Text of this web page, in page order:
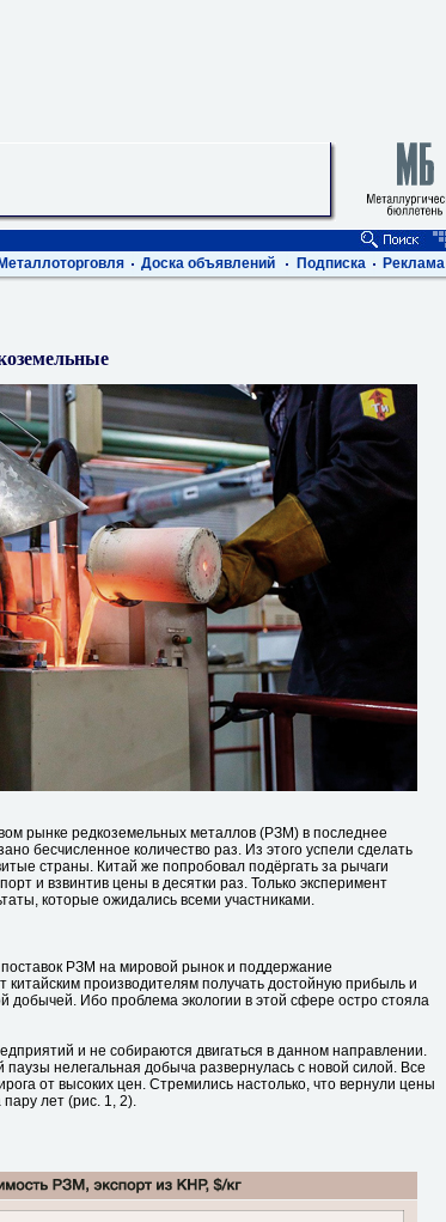
Металлоторговля Доска объявлений Подписка Реклама
рынке редкоземельных металлов (РЗМ) в последнее
бесчисленное количество раз. Из этого успели сделать
страны. Китай же попробовал подёргать за рычаги
и взвинтив цены в десятки раз. Только эксперимент
которые ожидались всеми участниками.
РЗМ на мировой рынок и поддержание
китайским производителям получать достойную прибыль и
добычей. Ибо проблема экологии в этой сфере остро стояла
и не собираются двигаться в данном направлении.
нелегальная добыча развернулась с новой силой. Все
от высоких цен. Стремились настолько, что вернули цены
лет (рис. 1, 2).